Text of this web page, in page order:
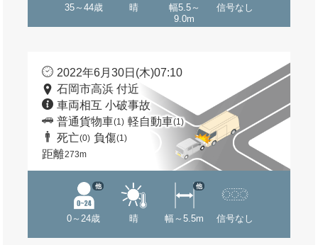
35～44歳 晴
幅5.5～
9.0m
信号なし
2022年6月30日(木)07:10
石岡市高浜 付近
車両相互 小破事故
普通貨物車(1) 軽自動車(1)
死亡(0) 負傷(1)
距離273m
0～24歳
他
晴 幅～5.5m
他
信号なし